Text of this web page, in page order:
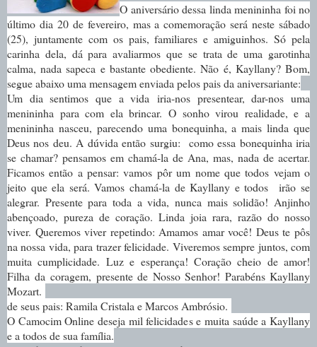
O aniversário dessa linda menininha foi no
último dia 20 de fevereiro, mas a comemoração será neste sábado
(25), juntamente com os pais, familiares e amiguinhos. Só pela
carinha dela, dá para avaliarmos que se trata de uma garotinha
calma, nada sapeca e bastante obediente. Não é, Kayllany? Bom,
segue abaixo uma mensagem enviada pelos pais da aniversariante:
Um dia sentimos que a vida iria-nos presentear, dar-nos uma
menininha para com ela brincar. O sonho virou realidade, e a
menininha nasceu, parecendo uma bonequinha, a mais linda que
Deus nos deu. A dúvida então surgiu: como essa bonequinha iria
se chamar? pensamos em chamá-la de Ana, mas, nada de acertar.
Ficamos então a pensar: vamos pôr um nome que todos vejam o
jeito que ela será. Vamos chamá-la de Kayllany e todos irão se
alegrar. Presente para toda a vida, nunca mais solidão! Anjinho
abençoado, pureza de coração. Linda joia rara, razão do nosso
viver. Queremos viver repetindo: Amamos amar você! Deus te pôs
na nossa vida, para trazer felicidade. Viveremos sempre juntos, com
muita cumplicidade. Luz e esperança! Coração cheio de amor!
Filha da coragem, presente de Nosso Senhor! Parabéns Kayllany
Mozart.
de seus pais: Ramila Cristala e Marcos Ambrósio.
O Camocim Online deseja mil felicidades e muita saúde a Kayllany
e a todos de sua família.